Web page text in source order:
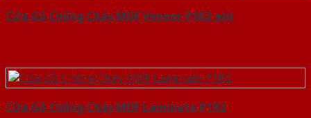
Cửa Gỗ Chống Cháy MDF Veneer P1R2 ash
Cửa Gỗ Chống Cháy MDF Laminate P1R2